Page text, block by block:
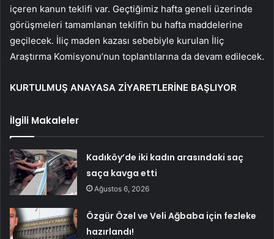
içeren kanun teklifi var. Geçtiğimiz hafta geneli üzerinde
görüşmeleri tamamlanan teklifin bu hafta maddelerine
geçilecek. İliç maden kazası sebebiyle kurulan İliç
Araştırma Komisyonu’nun toplantılarına da devam edilecek.
KURTULMUŞ ANAYASA ZİYARETLERİNE BAŞLIYOR
İlgili Makaleler
Kadıköy’de iki kadın arasındaki saç
saça kavga etti
Ağustos 6, 2026
Özgür Özel ve Veli Ağbaba için fezleke
hazırlandı!